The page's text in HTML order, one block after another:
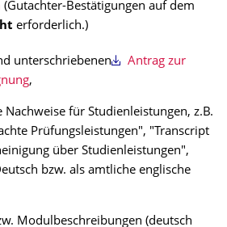
(Gutachter-Bestätigungen auf dem
erforderlich.)
unterschriebenen
Antrag zur
,
für Studienleistungen, z.B.
Prüfungsleistungen", "Transcript
über Studienleistungen",
bzw. als amtliche englische
Modulbeschreibungen (deutsch